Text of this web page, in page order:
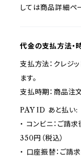
しては商品詳細ペ
代金の支払方法・
支払方法：クレジ
ます。
支払時期：商品注
PAY ID あと払い:
・ コンビニ：ご請
350円（税込）
・ 口座振替：ご請